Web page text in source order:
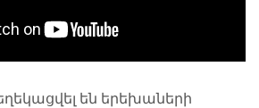
են երեխաների